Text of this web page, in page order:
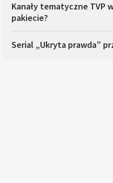
Kanały tematyczne TVP
pakiecie?
Serial „Ukryta prawda”